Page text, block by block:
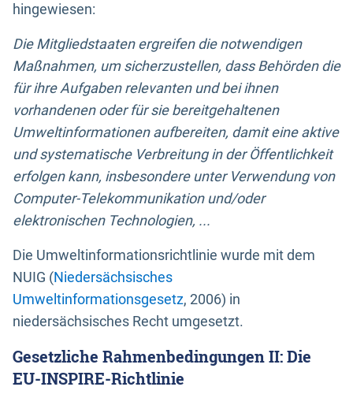
hingewiesen:
Die Mitgliedstaaten ergreifen die notwendigen
Maßnahmen, um sicherzustellen, dass Behörden die
für ihre Aufgaben relevanten und bei ihnen
vorhandenen oder für sie bereitgehaltenen
Umweltinformationen aufbereiten, damit eine aktive
und systematische Verbreitung in der Öffentlichkeit
erfolgen kann, insbesondere unter Verwendung von
Computer-Telekommunikation und/oder
elektronischen Technologien, ...
Die Umweltinformationsrichtlinie wurde mit dem
NUIG (Niedersächsisches
Umweltinformationsgesetz, 2006) in
niedersächsisches Recht umgesetzt.
Gesetzliche Rahmenbedingungen II: Die
EU-INSPIRE-Richtlinie